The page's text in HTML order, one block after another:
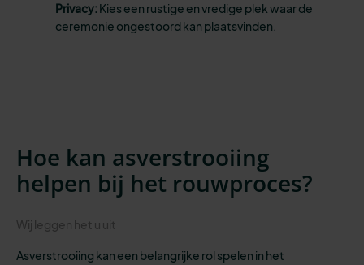
Privacy:Kies een rustige en vredige plek waar de
ceremonie ongestoord kan plaatsvinden.
Hoe kan asverstrooiing
helpen bij het rouwproces?
Wij leggen het u uit
Asverstrooiing kan een belangrijke rol spelen in het